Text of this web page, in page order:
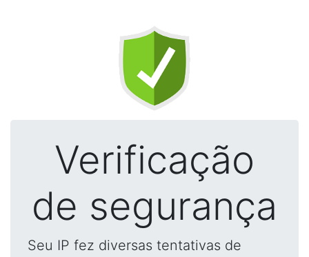
Verificação
de segurança
Seu IP fez diversas tentativas de